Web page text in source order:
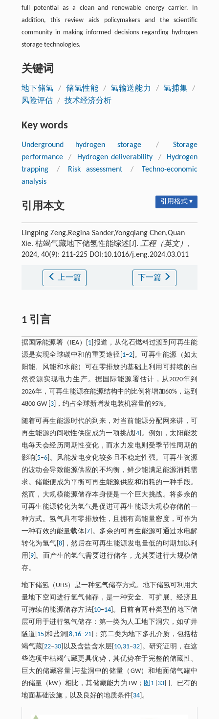
full potential as a clean and renewable energy carrier. In
addition, this review aids policymakers and the scientific
community in making informed decisions regarding hydrogen
storage technologies.
关键词
地下储氢 / 储氢性能 / 氢输送能力 / 氢捕集
/
风险评估 / 技术经济分析
Key words
Underground hydrogen storage /
Storage
performance
/ Hydrogen deliverability /
Hydrogen
trapping
/ Risk assessment /
Techno-economic
analysis
引用本文 引用格式 ▾
Lingping Zeng,Regina Sander,Yongqiang Chen,Quan
Xie. 枯竭气藏地下储氢性能综述[J]. 工程（英文） ,
2024, 40(9): 211-225 DOI:10.1016/j.eng.2024.03.011
上一篇 下一篇
1 引言
据国际能源署（IEA）[ 1 ]报道，从化石燃料过渡到可再生能
源是实现全球碳中和的重要途径[ 1‒2]。可再生能源（如太
阳能、风能和水能）可在零排放的基础上利用可持续的自
然资源实现电力生产。据国际能源署估计，从2020年到
2026年，可再生能源在能源结构中的比例将增加60%，达到
4800 GW [ 3]，约占全球新增发电装机容量的95%。
随着可再生能源时代的到来，对当前能源分配网来讲，可
再生能源的间歇性供应成为一项挑战[4 ]。例如，太阳能发
电每天会经历周期性变化，而水力发电则受季节性周期的
影响[ 5‒6 ]。风能发电变化较多且不稳定性强。可再生资源
的波动会导致能源供应的不均衡，鲜少能满足能源消耗需
求。储能便成为平衡可再生能源供应和消耗的一种手段。
然而，大规模能源储存本身便是一个巨大挑战。将多余的
可再生能源转化为氢气是促进可再生能源大规模存储的一
种方式。氢气具有零排放性，且拥有高能量密度，可作为
一种有效的能量载体[7 ]。多余的可再生能源可通过水电解
转化为氢气[ 8]，然后在可再生能源发电量低的时期加以利
用[ 9 ]。而产生的氢气需要进行储存，尤其要进行大规模储
存。
地下储氢（UHS）是一种氢气储存方式。地下储氢可利用大
量地下空间进行氢气储存，是一种安全、可扩展、经济且
可持续的能源储存方法[ 10‒14 ]。目前有两种类型的地下储
层可用于进行氢气储存：第一类为人工地下洞穴，如矿井
隧道[ 15 ]和盐洞[8,16‒21 ]；第二类为地下多孔介质，包括枯
竭气藏[22‒30 ]以及含盐含水层[ 10,31‒32 ]。研究证明，在这
些选项中枯竭气藏更具优势，其优势在于完整的储藏性、
巨大的储藏容量[与盐洞中的储量（GW）和地面储气罐中
的储量（kW）相比，其储藏能力为TW； 图1 33 ] ]、已有的
地面基础设施，以及良好的地质条件[ 34]。